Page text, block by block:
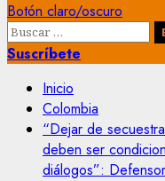
Botón claro/oscuro
Buscar:
Suscríbete
Inicio
Colombia
“Dejar de
deben ser
diálogos”: